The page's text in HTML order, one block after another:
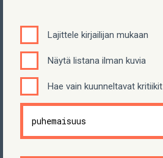
Lajittele kirjailijan mukaan
Näytä listana ilman kuvia
Hae vain kuunneltavat kritiikit